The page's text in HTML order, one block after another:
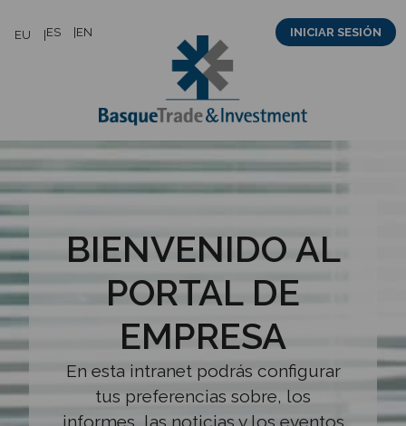
EU ES EN INICIAR SESIÓN
BIENVENIDO AL
PORTAL DE
EMPRESA
En esta intranet podrás configurar
tus preferencias sobre, los
informes, las noticias y los eventos